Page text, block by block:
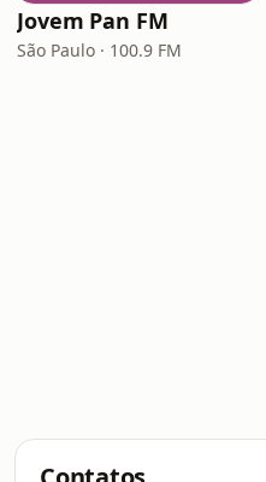
Jovem Pan FM
São Paulo · 100.9 FM